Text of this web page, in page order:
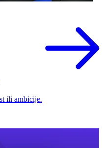
ili ambicije.